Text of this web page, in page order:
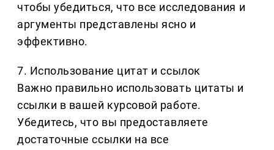
чтобы убедиться, что все исследования и
аргументы представлены ясно и
эффективно.
7. Использование цитат и ссылок
Важно правильно использовать цитаты и
ссылки в вашей курсовой работе.
Убедитесь, что вы предоставляете
достаточные ссылки на все